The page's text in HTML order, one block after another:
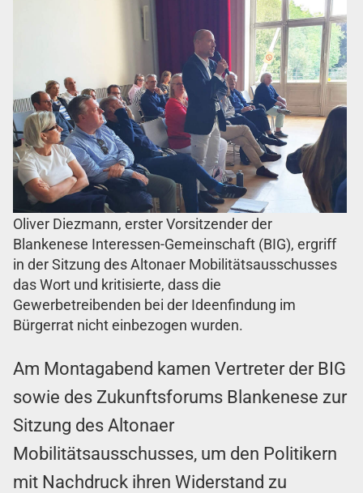
Oliver Diezmann, erster Vorsitzender der
Blankenese Interessen-Gemeinschaft (BIG), ergriff
in der Sitzung des Altonaer Mobilitätsausschusses
das Wort und kritisierte, dass die
Gewerbetreibenden bei der Ideenfindung im
Bürgerrat nicht einbezogen wurden.
Am Montagabend kamen Vertreter der BIG
sowie des Zukunftsforums Blankenese zur
Sitzung des Altonaer
Mobilitätsausschusses, um den Politikern
mit Nachdruck ihren Widerstand zu